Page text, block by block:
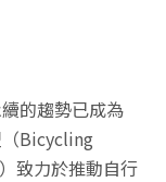
的趨勢已成為
（Bicycling
致力於推動自行